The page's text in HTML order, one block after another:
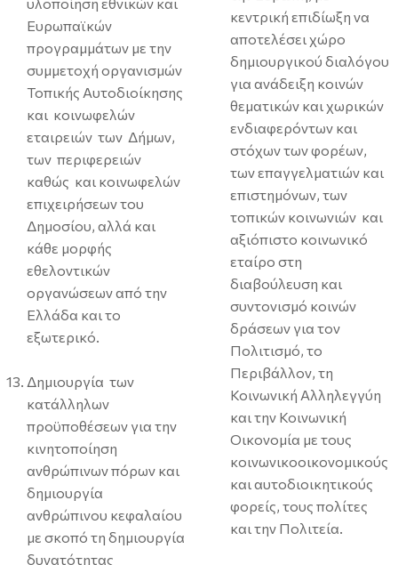
Ευρωπαϊκών
προγραμμάτων με την
συμμετοχή οργανισμών
Τοπικής Αυτοδιοίκησης
και κοινωφελών
εταιρειών των Δήμων,
των περιφερειών
καθώς και κοινωφελών
επιχειρήσεων του
Δημοσίου, αλλά και
κάθε μορφής
εθελοντικών
οργανώσεων από την
Ελλάδα και το
εξωτερικό.
Δημιουργία των
κατάλληλων
προϋποθέσεων για την
κινητοποίηση
ανθρώπινων πόρων και
δημιουργία
ανθρώπινου κεφαλαίου
με σκοπό τη δημιουργία
δυνατότητας
κεντρική επιδίωξη να
αποτελέσει χώρο
δημιουργικού διαλόγου
για ανάδειξη κοινών
θεματικών και χωρικών
ενδιαφερόντων και
στόχων των φορέων,
των επαγγελματιών και
επιστημόνων, των
τοπικών κοινωνιών και
αξιόπιστο κοινωνικό
εταίρο στη
διαβούλευση και
συντονισμό κοινών
δράσεων για τον
Πολιτισμό, το
Περιβάλλον, τη
Κοινωνική Αλληλεγγύη
και την Κοινωνική
Οικονομία με τους
κοινωνικοοικονομικούς
και αυτοδιοικητικούς
φορείς, τους πολίτες
και την Πολιτεία.